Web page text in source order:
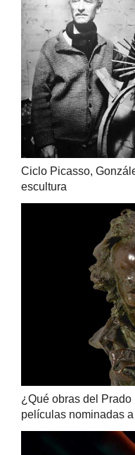
Ciclo Picasso,
escultura
¿Qué obras del
películas nominadas